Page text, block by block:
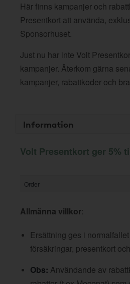
Här finns kampanjer och
Presentkort att använda,
Sponsorhuset.
Just nu har inte Volt
kampanjer. Återkom gärna
kampanjer, rabattkoder och
Information
Volt Presentkort ger 5%
Order
Allmänna villkor:
Ersättning ges i
försäkringar, presentkort
Obs: Användande av